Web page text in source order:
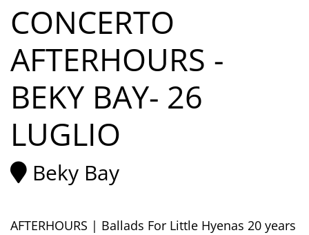
CONCERTO
AFTERHOURS -
BEKY BAY- 26
LUGLIO
Beky Bay
AFTERHOURS | Ballads For Little Hyenas 20 years